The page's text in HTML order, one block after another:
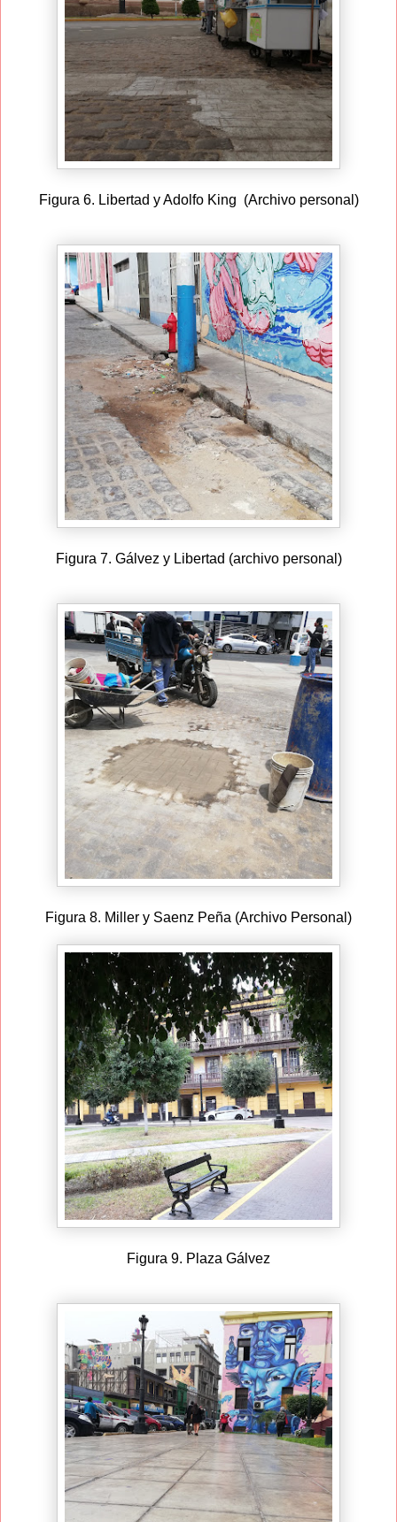
Figura 6. Libertad y Adolfo King (Archivo personal)
Figura 7. Gálvez y Libertad (archivo personal)
Figura 8. Miller y Saenz Peña (Archivo Personal)
Figura 9. Plaza Gálvez